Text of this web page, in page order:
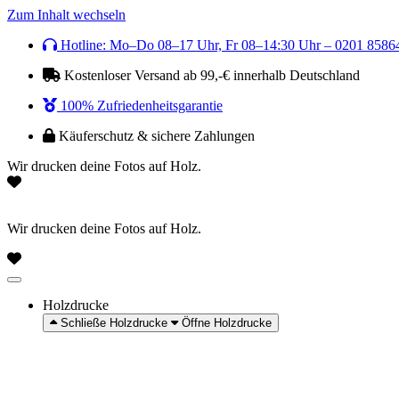
Zum Inhalt wechseln
Hotline: Mo–Do 08–17 Uhr, Fr 08–14:30 Uhr – 0201
Kostenloser Versand ab 99,-€ innerhalb Deutschland
100% Zufriedenheitsgarantie
Käuferschutz & sichere Zahlungen
Wir drucken deine Fotos auf Holz.
Wir drucken deine Fotos auf Holz.
Holzdrucke
Schließe Holzdrucke Öffne Holzdrucke